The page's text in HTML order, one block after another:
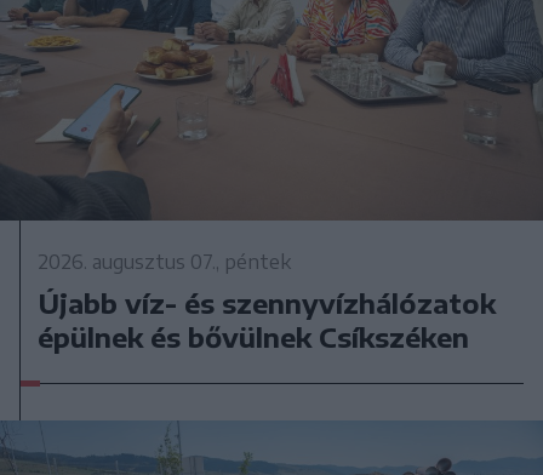
2026. augusztus 07., péntek
Újabb víz- és szennyvízhálózatok
épülnek és bővülnek Csíkszéken